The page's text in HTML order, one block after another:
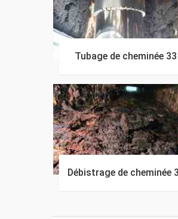
Tubage de cheminée 33
Débistrage de cheminée